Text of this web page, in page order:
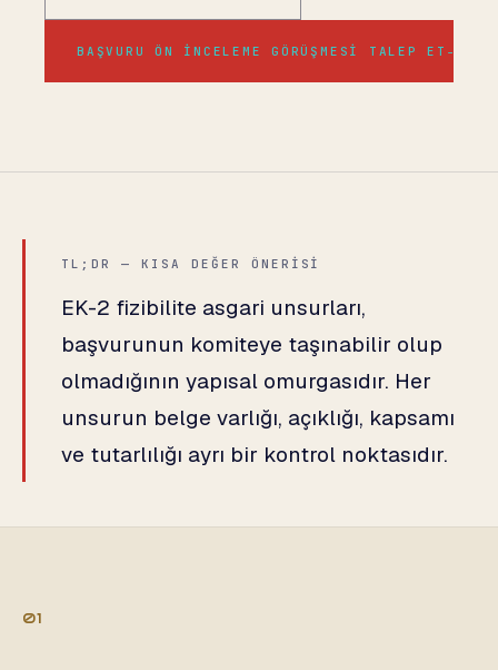
BAŞVURU ÖN INCELEME GÖRÜŞMESI TALEP ET →
TL;DR — KISA DEĞER ÖNERISI
EK-2 fizibilite asgari unsurları,
başvurunun komiteye taşınabilir olup
olmadığının yapısal omurgasıdır. Her
unsurun belge varlığı, açıklığı, kapsamı
ve tutarlılığı ayrı bir kontrol noktasıdır.
01